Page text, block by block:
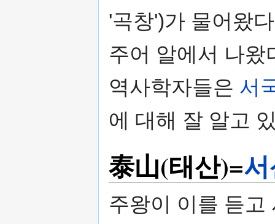
'곡창')가 물어왔
주어 알에서 나
역사학자들은 서
에 대해 잘 알고
泰山(태산)=
주왕이 이를 듣고